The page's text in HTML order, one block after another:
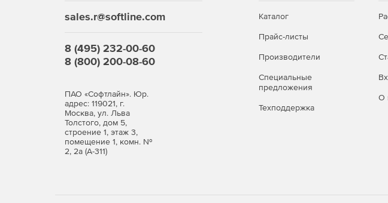
sales.r@softline.com
8 (495) 232-00-60
8 (800) 200-08-60
ПАО «Софтлайн». Юр.
адрес: 119021, г.
Москва, ул. Льва
Толстого, дом 5,
строение 1, этаж 3,
помещение 1, комн. №
2, 2а (А-311)
Каталог
Прайс-листы
Производители
Специальные
предложения
Техподдержка
О